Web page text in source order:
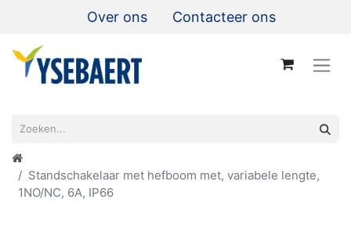
Over ons Contacteer ons
Standschakelaar met hefboom met, variabele lengte,
1NO/NC, 6A, IP66